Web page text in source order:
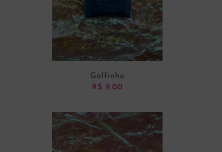
ADICIONAR AO CARRINHO
Golfinho
R$ 9,00